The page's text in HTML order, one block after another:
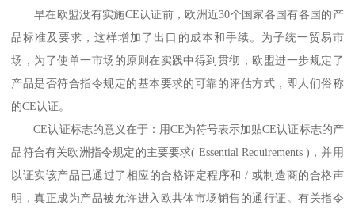
早在欧盟没有实施CE认证前，欧洲近30个国家各国有各国的产
品标准及要求，这样增加了出口的成本和手续。为子统一贸易市
场，为了使单一市场的原则在实践中得到贯彻，欧盟进一步规定了
产品是否符合指令规定的基本要求的可靠的评估方式，即人们俗称
的CE认证。
CE认证标志的意义在于：用CE为符号表示加贴CE认证标志的产
品符合有关欧洲指令规定的主要要求( Essential Requirements )，并用
以证实该产品已通过了相应的合格评定程序和 / 或制造商的合格声
明，真正成为产品被允许进入欧共体市场销售的通行证。有关指令